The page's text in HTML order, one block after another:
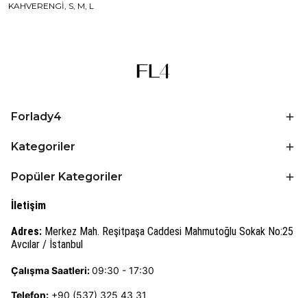
KAHVERENGİ, S, M, L
Forlady4
Kategoriler
Popüler Kategoriler
İletişim
Adres: Merkez Mah. Reşitpaşa Caddesi Mahmutoğlu Sokak No:25
Avcılar / İstanbul
Çalışma Saatleri:09:30 - 17:30
Telefon: +90 (537) 325 43 31